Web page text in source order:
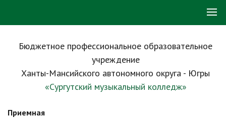
Бюджетное профессиональное образовательное
учреждение
Ханты-Мансийского автономного округа - Югры
«Сургутский музыкальный колледж»
Приемная